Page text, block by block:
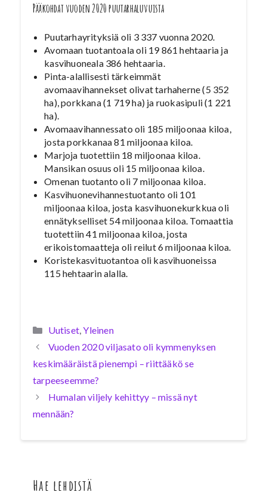
Pääkohdat vuoden 2020 puutarhaluvuista
Puutarhayrityksiä oli 3 337 vuonna 2020.
Avomaan tuotantoala oli 19 861 hehtaaria ja
kasvihuoneala 386 hehtaaria.
Pinta-alallisesti tärkeimmät
avomaavihannekset olivat tarhaherne (5 352
ha), porkkana (1 719 ha) ja ruokasipuli (1 221
ha).
Avomaavihannessato oli 185 miljoonaa kiloa,
josta porkkanaa 81 miljoonaa kiloa.
Marjoja tuotettiin 18 miljoonaa kiloa.
Mansikan osuus oli 15 miljoonaa kiloa.
Omenan tuotanto oli 7 miljoonaa kiloa.
Kasvihuonevihannestuotanto oli 101
miljoonaa kiloa, josta kasvihuonekurkkua oli
ennätykselliset 54 miljoonaa kiloa. Tomaattia
tuotettiin 41 miljoonaa kiloa, josta
erikoistomaatteja oli reilut 6 miljoonaa kiloa.
Koristekasvituotantoa oli kasvihuoneissa
115 hehtaarin alalla.
Kategoriat
Uutiset ,Yleinen
Vuoden 2020 viljasato oli kymmenyksen
keskimääräistä pienempi – riittääkö se
tarpeeseemme?
Humalan viljely kehittyy – missä nyt
mennään?
Hae lehdistä